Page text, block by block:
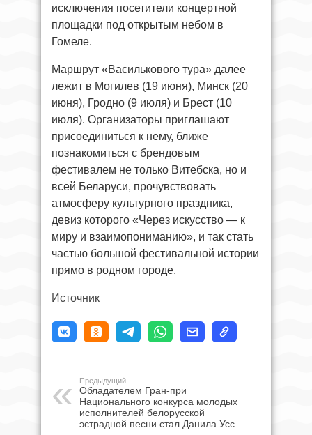
исключения посетители концертной
площадки под открытым небом в
Гомеле.
Маршрут «Василькового тура» далее
лежит в Могилев (19 июня), Минск (20
июня), Гродно (9 июля) и Брест (10
июля). Организаторы приглашают
присоединиться к нему, ближе
познакомиться с брендовым
фестивалем не только Витебска, но и
всей Беларуси, прочувствовать
атмосферу культурного праздника,
девиз которого «Через искусство — к
миру и взаимопониманию», и так стать
частью большой фестивальной истории
прямо в родном городе.
Источник
Предыдущий
Обладателем Гран-при
Национального конкурса молодых
исполнителей белорусской
эстрадной песни стал Данила Усс